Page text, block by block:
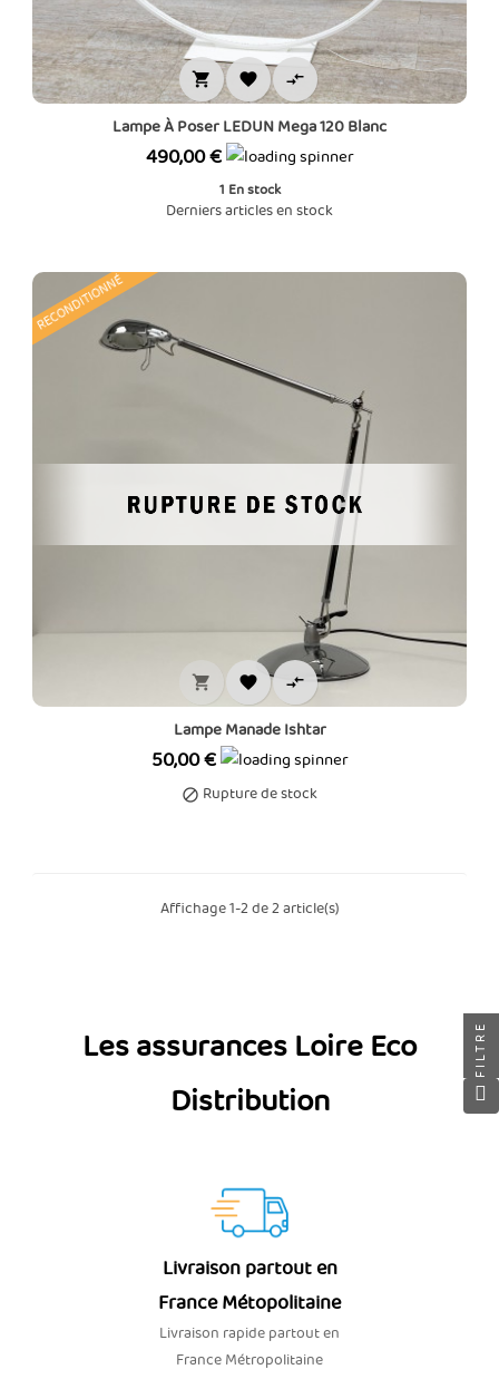
  
Lampe À Poser LEDUN Mega 120 Blanc
Prix
490,00 €
1 En stock
Derniers articles en stock
RECONDITIONNÉ
  
Lampe Manade Ishtar
Prix
50,00 €
 Rupture de stock
Affichage 1-2 de 2 article(s)
Les assurances Loire Eco
Distribution
Livraison partout en
France Métopolitaine
Livraison rapide partout en
France Métropolitaine
FILTRE